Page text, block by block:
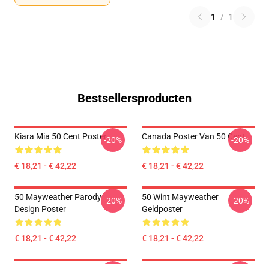
1 / 1
Bestsellersproducten
Kiara Mia 50 Cent Poster
€ 18,21 - € 42,22
-20% Canada Poster Van 50 Cent
€ 18,21 - € 42,22
-20%
50 Mayweather Parody
Design Poster
€ 18,21 - € 42,22
-20%
50 Wint Mayweather
Geldposter
€ 18,21 - € 42,22
-20%